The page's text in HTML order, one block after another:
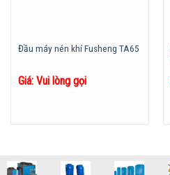
Đầu máy nén khí Fusheng TA65
Giá: Vui lòng gọi